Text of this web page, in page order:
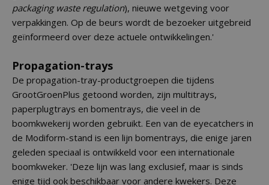
packaging waste regulation), nieuwe wetgeving voor
verpakkingen. Op de beurs wordt de bezoeker uitgebreid
geïnformeerd over deze actuele ontwikkelingen.'
Propagation-trays
De propagation-tray-productgroepen die tijdens
GrootGroenPlus getoond worden, zijn multitrays,
paperplugtrays en bomentrays, die veel in de
boomkwekerij worden gebruikt. Een van de eyecatchers in
de Modiform-stand is een lijn bomentrays, die enige jaren
geleden speciaal is ontwikkeld voor een internationale
boomkweker. 'Deze lijn was lang exclusief, maar is sinds
enige tijd ook beschikbaar voor andere kwekers. Deze